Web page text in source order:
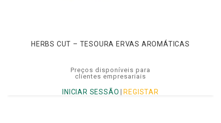
HERBS CUT – TESOURA ERVAS AROMÁTICAS
Preços disponíveis para
clientes empresariais
INICIAR SESSÃO |REGISTAR